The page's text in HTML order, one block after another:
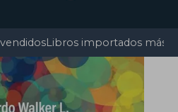
Libros importados más